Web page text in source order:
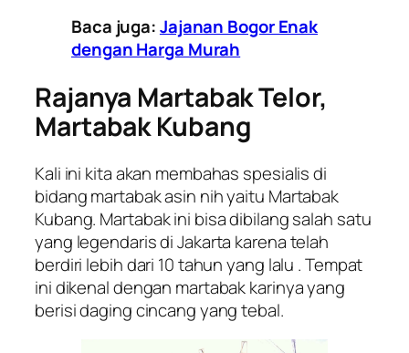
Baca juga:Jajanan Bogor Enak
dengan Harga Murah
Rajanya Martabak Telor,
Martabak Kubang
Kali ini kita akan membahas spesialis di
bidang martabak asin nih yaitu Martabak
Kubang. Martabak ini bisa dibilang salah satu
yang legendaris di Jakarta karena telah
berdiri lebih dari 10 tahun yang lalu . Tempat
ini dikenal dengan martabak karinya yang
berisi daging cincang yang tebal.